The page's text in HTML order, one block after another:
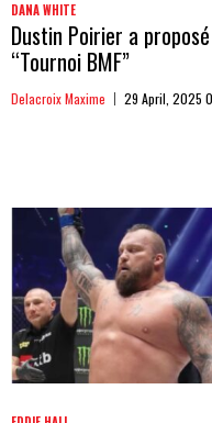
DANA WHITE
Dustin Poirier a
“Tournoi BMF”
Delacroix Maxime 29 April, 2025